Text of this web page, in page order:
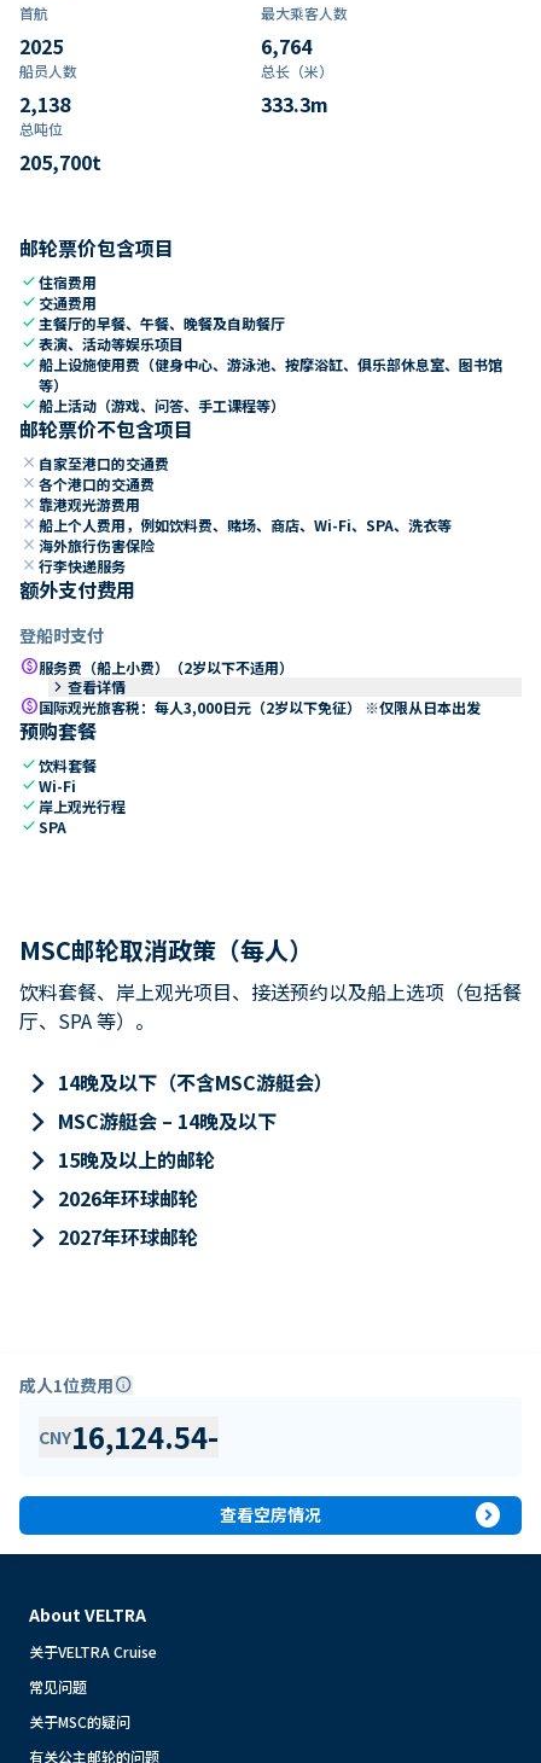
首航
2025
最大乘客人数
6,764
船员人数
2,138
总长（米）
333.3m
总吨位
205,700t
邮轮票价包含项目
check住宿费用
check 交通费用
check 主餐厅的早餐、午餐、晚餐及自助餐厅
check表演、活动等娱乐项目
check船上设施使用费（健身中心、游泳池、按摩浴缸、俱乐部休息室、图书馆
等）
check船上活动（游戏、问答、手工课程等）
邮轮票价不包含项目
close 自家至港口的交通费
close 各个港口的交通费
close 靠港观光游费用
close 船上个人费用，例如饮料费、赌场、商店、Wi-Fi、SPA、洗衣等
close 海外旅行伤害保险
close 行李快递服务
额外支付费用
登船时支付
paid服务费（船上小费）（2岁以下不适用）
keyboard_arrow_right 查看详情
paid国际观光旅客税：每人3,000日元（2岁以下免征） ※仅限从日本出发
预购套餐
check饮料套餐
checkWi-Fi
check 岸上观光行程
checkSPA
MSC邮轮取消政策（每人）
饮料套餐、岸上观光项目、接送预约以及船上选项（包括餐
厅、SPA 等）。
keyboard_arrow_right 14晚及以下（不含MSC游艇会）
keyboard_arrow_right MSC游艇会 – 14晚及以下
keyboard_arrow_right 15晚及以上的邮轮
keyboard_arrow_right 2026年环球邮轮
keyboard_arrow_right 2027年环球邮轮
成人1位费用info
CNY16,124.54-
查看空房情况 expand_circle_right
About VELTRA
关于VELTRA Cruise
常见问题
关于MSC的疑问
有关公主邮轮的问题